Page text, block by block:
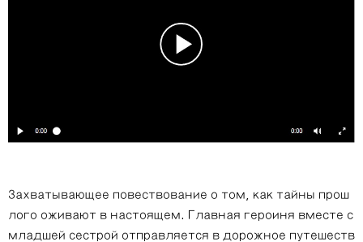
Захватывающее повествование о том, как тайны прош
лого оживают в настоящем. Главная героиня вместе с
младшей сестрой отправляется в дорожное путешеств